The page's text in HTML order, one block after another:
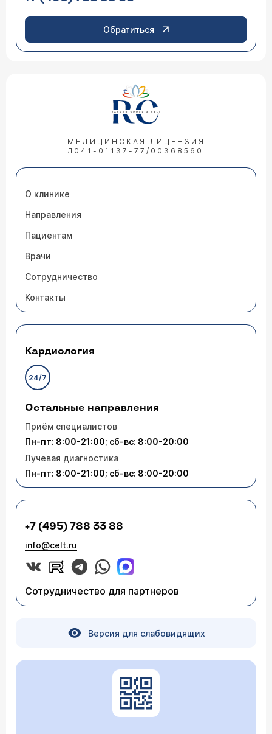
Обратиться
МЕДИЦИНСКАЯ ЛИЦЕНЗИЯ
Л041-01137-77/00368560
О клинике
Направления
Пациентам
Врачи
Сотрудничество
Контакты
Кардиология
24/7
Остальные направления
Приём специалистов
Пн-пт: 8:00-21:00; сб-вс: 8:00-20:00
Лучевая диагностика
Пн-пт: 8:00-21:00; сб-вс: 8:00-20:00
+7 (495) 788 33 88
info@celt.ru
Сотрудничество для партнеров
Версия для слабовидящих